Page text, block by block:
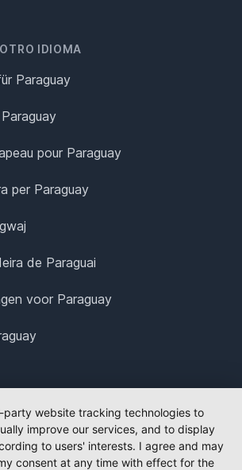
IDIOMA
Paraguay
pour Paraguay
per Paraguay
de Paraguai
voor Paraguay
party website tracking technologies to
improve our services, and to display
to users' interests. I agree and may
consent at any time with effect for the